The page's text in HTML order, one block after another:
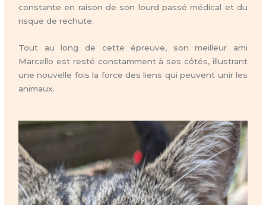
constante en raison de son lourd passé médical et du
risque de rechute.
Tout au long de cette épreuve, son meilleur ami
Marcello est resté constamment à ses côtés, illustrant
une nouvelle fois la force des liens qui peuvent unir les
animaux.